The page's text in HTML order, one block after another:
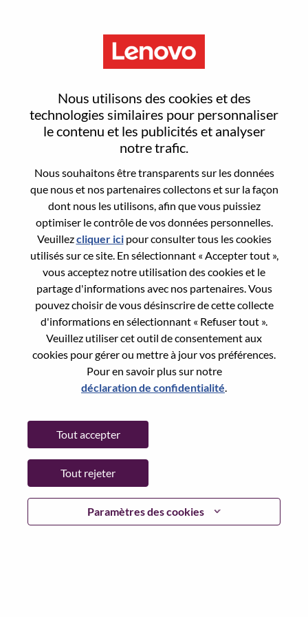
Nous utilisons des cookies et des
technologies similaires pour personnaliser
le contenu et les publicités et analyser
notre trafic.
Nous souhaitons être transparents sur les données
que nous et nos partenaires collectons et sur la façon
dont nous les utilisons, afin que vous puissiez
optimiser le contrôle de vos données personnelles.
Veuillezcliquer icipour consulter tous les cookies
utilisés sur ce site. En sélectionnant « Accepter tout »,
vous acceptez notre utilisation des cookies et le
partage d'informations avec nos partenaires. Vous
pouvez choisir de vous désinscrire de cette collecte
d'informations en sélectionnant « Refuser tout ».
Veuillez utiliser cet outil de consentement aux
cookies pour gérer ou mettre à jour vos préférences.
Pour en savoir plus sur notre
déclaration de confidentialité.
Paramètres des cookies
Tout accepter
Tout rejeter
Reset password
Are you sure you want to reset your
Enter the email address associated with your
account, then click "Continue".
We will email you a link to reset your
password.
Reset password with your e-mail
E-mail*
Continue
Go Back